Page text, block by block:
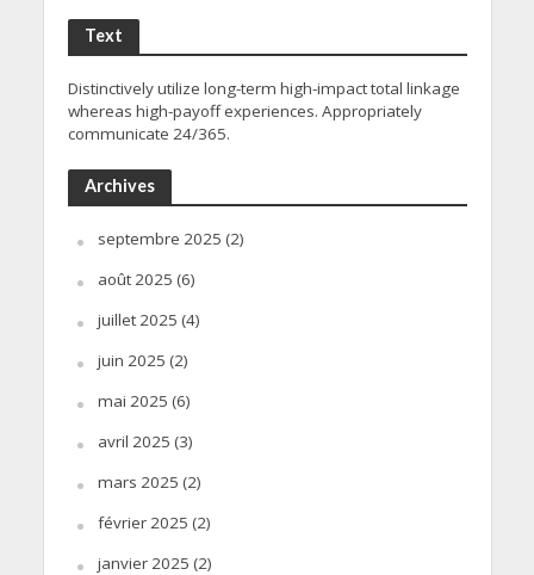
Text
Distinctively utilize long-term high-impact total linkage
whereas high-payoff experiences. Appropriately
communicate 24/365.
Archives
septembre 2025 (2)
août 2025 (6)
juillet 2025 (4)
juin 2025 (2)
mai 2025 (6)
avril 2025 (3)
mars 2025 (2)
février 2025 (2)
janvier 2025 (2)